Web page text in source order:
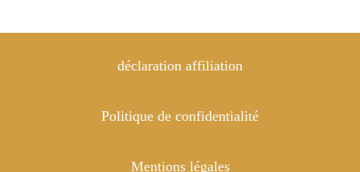
déclaration affiliation
Politique de confidentialité
Mentions légales